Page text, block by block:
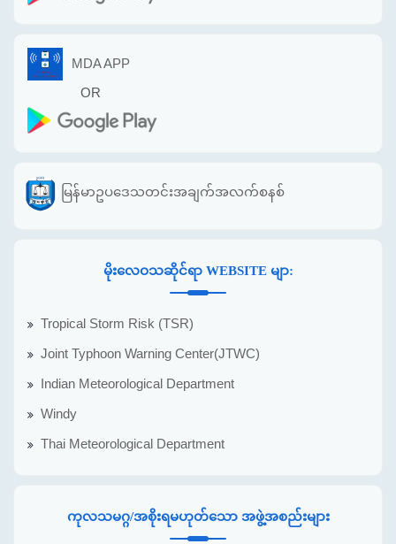
MDA APP
OR
မြန်မာဥပဒေသတင်းအချက်အလက်စနစ်
မိုးလေဝသဆိုင်ရာ WEBSITE မျာ:
Tropical Storm Risk (TSR)
Joint Typhoon Warning Center(JTWC)
Indian Meteorological Department
Windy
Thai Meteorological Department
ကုလသမဂ္ဂ/အစိုးရမဟုတ်သော အဖွဲ့အစည်းများ